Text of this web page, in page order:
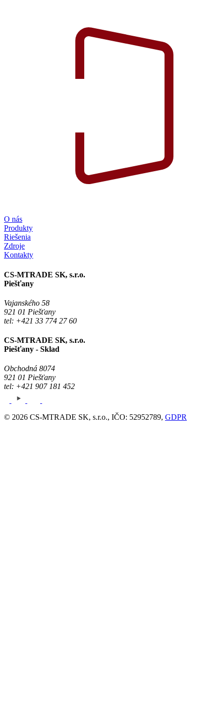
O nás
Produkty
Riešenia
Zdroje
Kontakty
CS-MTRADE SK, s.r.o.
Piešťany
Vajanského 58
921 01 Piešťany
tel: +421 33 774 27 60
CS-MTRADE SK, s.r.o.
Piešťany - Sklad
Obchodná 8074
921 01 Piešťany
tel: +421 907 181 452
© 2026 CS-MTRADE SK, s.r.o., IČO: 52952789, GDPR